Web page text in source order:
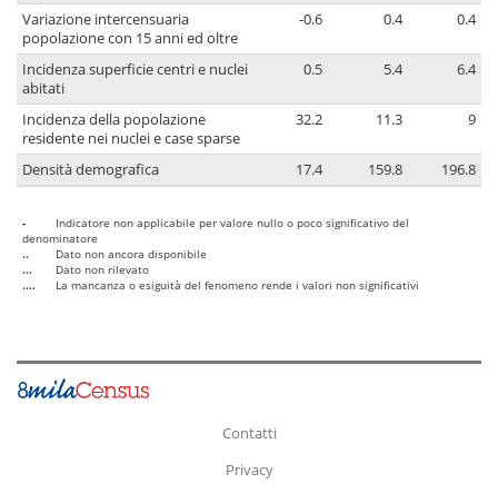
Variazione intercensuaria
popolazione con 15 anni ed oltre
-0.6 0.4 0.4
Incidenza superficie centri e nuclei
abitati
0.5 5.4 6.4
Incidenza della popolazione
residente nei nuclei e case sparse
32.2 11.3 9
Densità demografica 17.4 159.8 196.8
-
Indicatore non applicabile per valore nullo o poco significativo del
denominatore
..
Dato non ancora disponibile
...
Dato non rilevato
....
La mancanza o esiguità del fenomeno rende i valori non significativi
Contatti
Privacy